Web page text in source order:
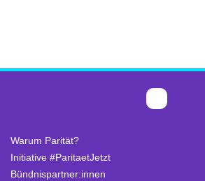
Warum Parität?
Initiative #ParitaetJetzt
Bündnispartner:innen